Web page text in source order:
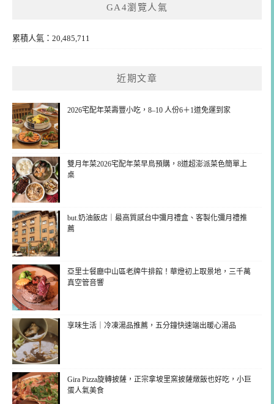
GA4瀏覽人氣
累積人氣：20,485,711
近期文章
2026宅配年菜壽豐小吃，8–10 人份6＋1道免運到家
雙月年菜2026宅配年菜早鳥預購，8道超澎派菜色簡單上
桌
but.奶油飯店｜最高質感台中彌月禮盒、客製化彌月禮推
薦
亞里士餐廳中山區老牌牛排館！華燈初上取景地，三千萬
真空管音響
享味生活｜冷凍湯品推薦，五分鐘快速端出暖心湯品
Gira Pizza旋轉披薩，正宗拿坡里窯披薩燉飯也好吃，小巨
蛋人氣美食